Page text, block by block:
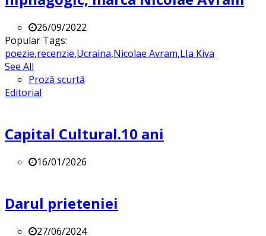
26/09/2022
Popular Tags:
poezie,recenzie,Ucraina,Nicolae Avram,LIa Kiva
See All
Proză scurtă
Editorial
Capital Cultural.10 ani
16/01/2026
Darul prieteniei
27/06/2024